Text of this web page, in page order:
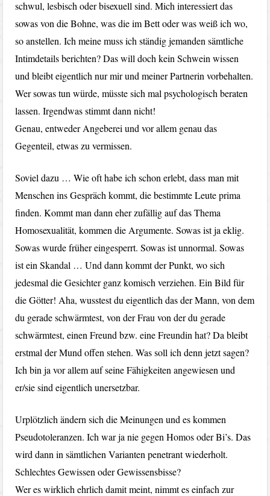
schwul, lesbisch oder bisexuell sind. Mich interessiert das
sowas von die Bohne, was die im Bett oder was weiß ich wo,
so anstellen. Ich meine muss ich ständig jemanden sämtliche
Intimdetails berichten? Das will doch kein Schwein wissen
und bleibt eigentlich nur mir und meiner Partnerin vorbehalten.
Wer sowas tun würde, müsste sich mal psychologisch beraten
lassen. Irgendwas stimmt dann nicht!
Genau, entweder Angeberei und vor allem genau das
Gegenteil, etwas zu vermissen.
Soviel dazu … Wie oft habe ich schon erlebt, dass man mit
Menschen ins Gespräch kommt, die bestimmte Leute prima
finden. Kommt man dann eher zufällig auf das Thema
Homosexualität, kommen die Argumente. Sowas ist ja eklig.
Sowas wurde früher eingesperrt. Sowas ist unnormal. Sowas
ist ein Skandal … Und dann kommt der Punkt, wo sich
jedesmal die Gesichter ganz komisch verziehen. Ein Bild für
die Götter! Aha, wusstest du eigentlich das der Mann, von dem
du gerade schwärmtest, von der Frau von der du gerade
schwärmtest, einen Freund bzw. eine Freundin hat? Da bleibt
erstmal der Mund offen stehen. Was soll ich denn jetzt sagen?
Ich bin ja vor allem auf seine Fähigkeiten angewiesen und
er/sie sind eigentlich unersetzbar.
Urplötzlich ändern sich die Meinungen und es kommen
Pseudotoleranzen. Ich war ja nie gegen Homos oder Bi’s. Das
wird dann in sämtlichen Varianten penetrant wiederholt.
Schlechtes Gewissen oder Gewissensbisse?
Wer es wirklich ehrlich damit meint, nimmt es einfach zur